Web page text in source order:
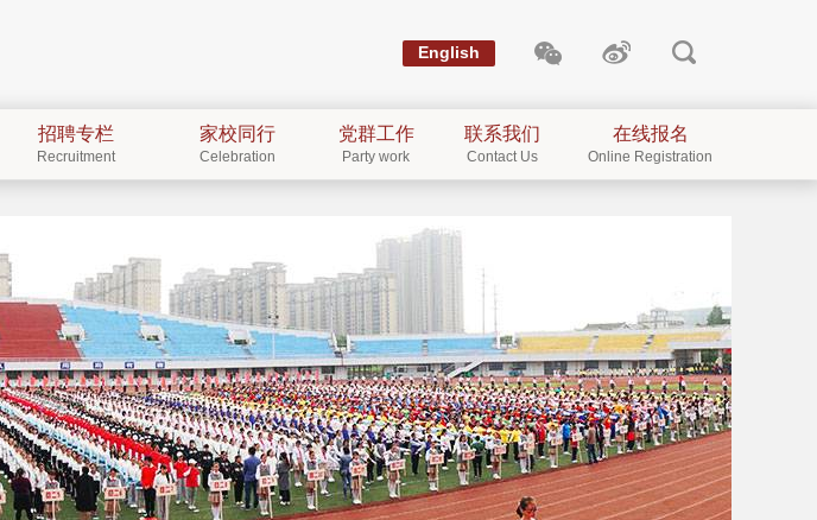
English
招聘专栏
Recruitment
家校同行
Celebration
党群工作
Party work
联系我们
Contact Us
在线报名
Online Registration